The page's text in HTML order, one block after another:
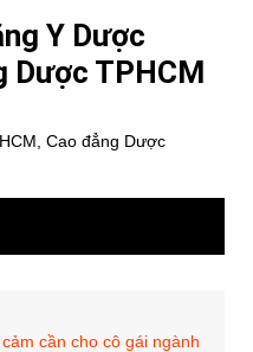
Y Dược
Dược TPHCM
Cao đẳng Dược
cần cho cô gái ngành